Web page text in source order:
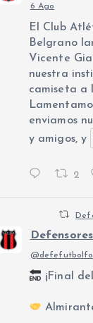
6 Ago
El Club
Belgrano
Vicente
nuestra
camiseta a
enviamos
y amigos, y
2
¡Final